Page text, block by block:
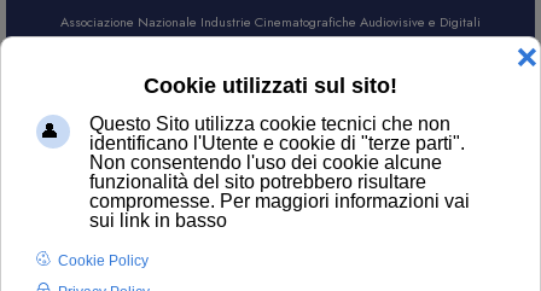
Associazione Nazionale Industrie Cinematografiche Audiovisive e Digitali
CERCA
Confindustria Cultura Italia